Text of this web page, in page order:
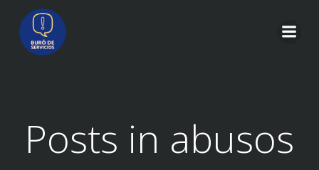
Posts in abusos